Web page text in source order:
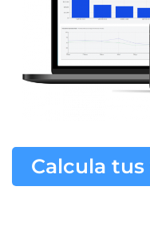
Calcula